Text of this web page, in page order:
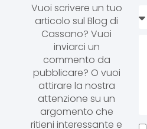
Vuoi scrivere un tuo
articolo sul Blog di
Cassano? Vuoi
inviarci un
commento da
pubblicare? O vuoi
attirare la nostra
attenzione su un
argomento che
ritieni interessante e